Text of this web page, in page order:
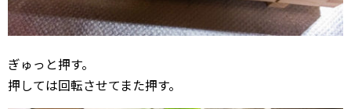
ぎゅっと押す。
押しては回転させてまた押す。